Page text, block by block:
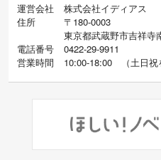
運営会社
株式会社イディアス
住所
〒180-0003
東京都武蔵野市吉祥寺
電話番号
0422-29-9911
営業時間
10:00-18:00 （土日祝